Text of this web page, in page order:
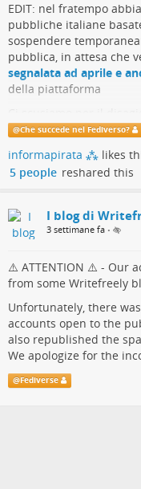
EDIT: nel fratempo
pubbliche italiane
sospendere
pubblica, in attesa che
segnalata ad aprile e
della piattaforma
Ci scusiamo per il
stato proprio grazie a
che Writefreely non
consentano agli admin
@Che succede nel Fediverso?
informapirata ⁂ likes
5 people reshared this
I blog di
3 settimane fa •
⚠️ ATTENTION ⚠️ - Our
from some Writefreely
Unfortunately, there
accounts open to the
also republished the
We apologize for the
@Fediverse